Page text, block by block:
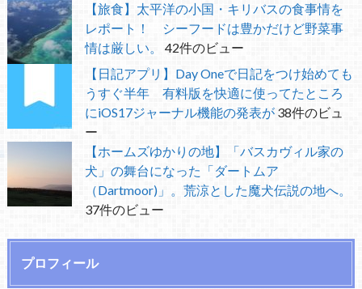
【旅食】太平洋の小国・キリバスの食事情を
レポート！ シーフードは豊かだけど野菜事
情は厳しい。
42件のビュー
【日記アプリ】Day Oneで日記をつけ始めても
うすぐ半年 有料版を快適に使ってたところ
にiOS17ジャーナル機能の発表が 38件のビュ
ー
【ホームズゆかりの地】「バスカヴィル家の
犬」の舞台になった「ダートムア
（Dartmoor)」。荒涼とした魔犬伝説の地へ。
37件のビュー
プロフィール